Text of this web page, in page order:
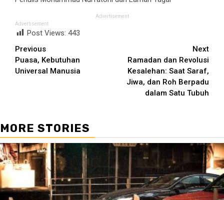
Advertisement
Advertisement
Post Views: 443
Continue
Reading
Previous
Puasa, Kebutuhan
Universal Manusia
Next
Ramadan dan Revolusi
Kesalehan: Saat Saraf,
Jiwa, dan Roh Berpadu
dalam Satu Tubuh
MORE STORIES